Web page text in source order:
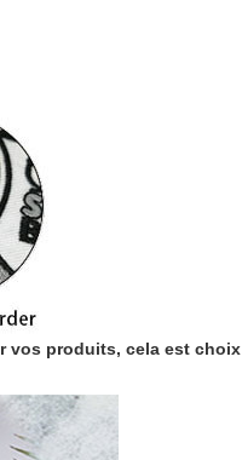
vos produits, cela est choix